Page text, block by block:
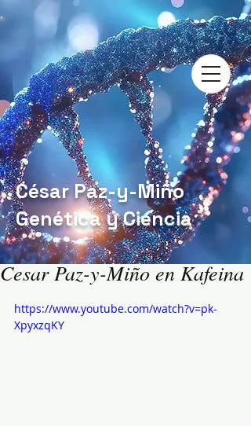
César Paz-y-Miño
Genética y Ciencia
Cesar Paz-y-Miño en Kafeina
https://www.youtube.com/watch?v=pk-
XpyxzqKY